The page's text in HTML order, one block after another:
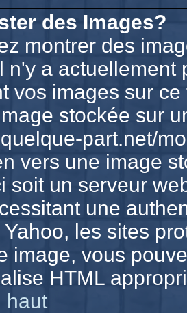
des Images?
montrer des
n'y a
vos images sur
stockée sur
part.net/
vers une image
soit un serveur
une
les sites
image, vous
HTML
haut